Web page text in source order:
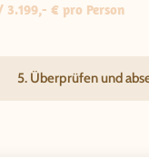
€ pro Person
5. Überprüfen und